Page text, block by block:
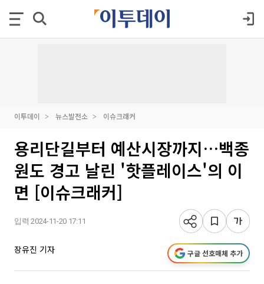
이투데이 뉴스발전소 이슈크래커
용리단길부터 예산시장까지…백종
원도 경고 날린 '핫플레이스'의 이
면 [이슈크래커]
입력 2024-11-20 17:11
장유진 기자 구글 선호매체 추가